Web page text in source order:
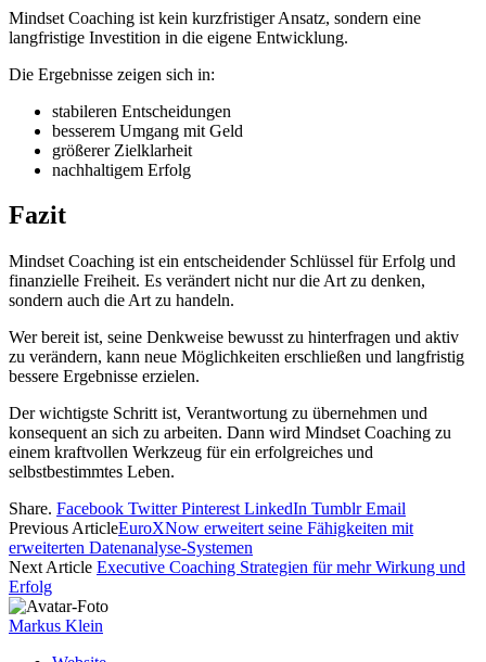
Mindset Coaching ist kein kurzfristiger Ansatz, sondern eine
langfristige Investition in die eigene Entwicklung.
Die Ergebnisse zeigen sich in:
stabileren Entscheidungen
besserem Umgang mit Geld
größerer Zielklarheit
nachhaltigem Erfolg
Fazit
Mindset Coaching ist ein entscheidender Schlüssel für Erfolg und
finanzielle Freiheit. Es verändert nicht nur die Art zu denken,
sondern auch die Art zu handeln.
Wer bereit ist, seine Denkweise bewusst zu hinterfragen und aktiv
zu verändern, kann neue Möglichkeiten erschließen und langfristig
bessere Ergebnisse erzielen.
Der wichtigste Schritt ist, Verantwortung zu übernehmen und
konsequent an sich zu arbeiten. Dann wird Mindset Coaching zu
einem kraftvollen Werkzeug für ein erfolgreiches und
selbstbestimmtes Leben.
Share. Facebook Twitter Pinterest LinkedIn Tumblr Email
Previous ArticleEuroXNow erweitert seine Fähigkeiten mit
erweiterten Datenanalyse-Systemen
Next Article Executive Coaching Strategien für mehr Wirkung und
Erfolg
Markus Klein